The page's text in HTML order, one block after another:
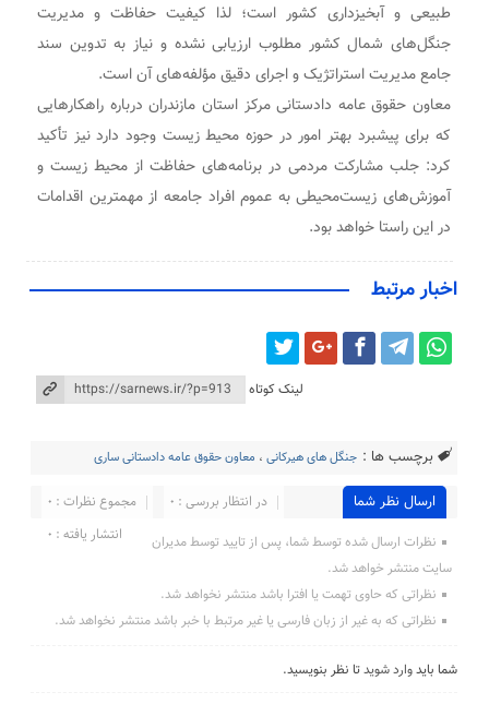
طبیعی و آبخیزداری کشور است؛ لذا کیفیت حفاظت و مدیریت
جنگل‌های شمال کشور مطلوب ارزیابی نشده و نیاز به تدوین سند
جامع مدیریت استراتژیک و اجرای دقیق مؤلفه‌های آن است.
معاون حقوق عامه دادستانی مرکز استان مازندران درباره راهکار‌هایی
که برای پیشبرد بهتر امور در حوزه محیط زیست وجود دارد نیز تأکید
کرد: جلب مشارکت مردمی در برنامه‌های حفاظت از محیط زیست و
آموزش‌های زیست‌محیطی به عموم افراد جامعه از مهمترین اقدامات
در این راستا خواهد بود.
اخبار مرتبط
لینک کوتاه
برچسب ها : جنگل های هیرکانی ، معاون حقوق عامه دادستانی ساری
ارسال نظر شما مجموع نظرات : 0
در انتظار بررسی : 0
انتشار یافته : 0
نظرات ارسال شده توسط شما، پس از تایید توسط مدیران
سایت منتشر خواهد شد.
نظراتی که حاوی تهمت یا افترا باشد منتشر نخواهد شد.
نظراتی که به غیر از زبان فارسی یا غیر مرتبط با خبر باشد منتشر نخواهد شد.
شما بایدوارد شویدتا نظر بنویسید.